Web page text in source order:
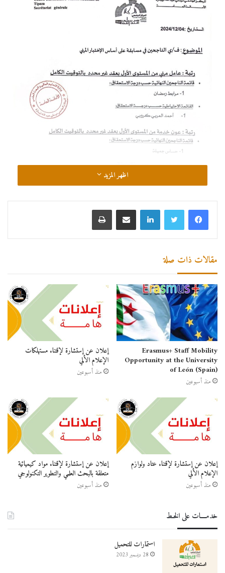
اظهر المزيد
لينكدإن مشاركة عبر البريد طباعة
مقالات ذات صلة
Erasmus+ Staff Mobility
Opportunity at the University
of León (Spain)
منذ أسبوعين
إعلان عن إستشارة لإقتناء مستهلكات
الإعلام الألي
منذ أسبوعين
إعلان عن إستشارة لإقتناء عتاد ولوازم
الإعلام الألي
منذ أسبوعين
إعلان عن إستشارة لإقتناء مواد كيميائية
متعلقة بالبحث العلمي والتطوير التكنولوجي
منذ أسبوعين
خدمــــات على الخـط
استمارات للتحميل
28 ديسمبر 2023